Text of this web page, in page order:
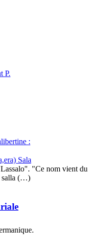
P.
:
Sala
"Ce nom vient du
salla (…)